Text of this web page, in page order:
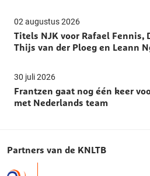
02 augustus 2026
Titels NJK voor Rafael Fennis,
Thijs van der Ploeg en Leann
30 juli 2026
Frantzen gaat nog één keer
met Nederlands team
Partners van de KNLTB